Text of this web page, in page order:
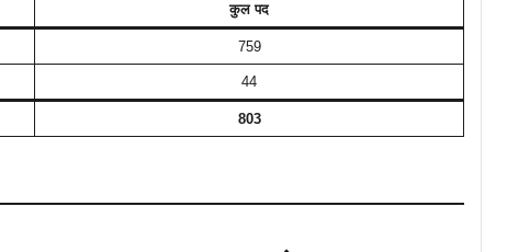
कुल पद
759
44
803